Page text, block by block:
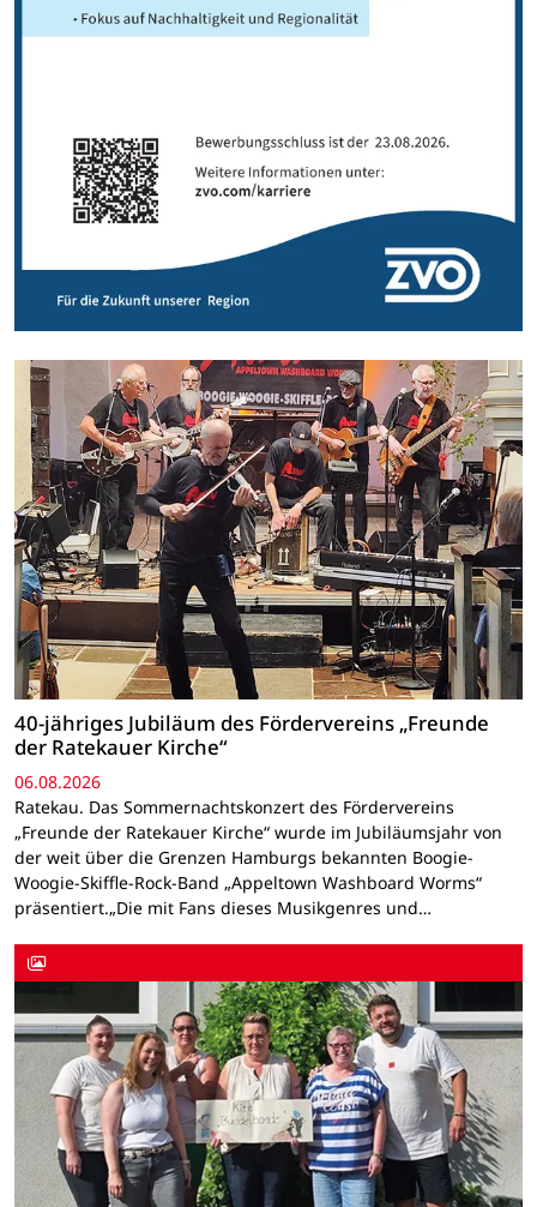
40-jähriges Jubiläum des Fördervereins „Freunde
der Ratekauer Kirche“
06.08.2026
Ratekau. Das Sommernachtskonzert des Fördervereins
„Freunde der Ratekauer Kirche“ wurde im Jubiläumsjahr von
der weit über die Grenzen Hamburgs bekannten Boogie-
Woogie-Skiffle-Rock-Band „Appeltown Washboard Worms“
präsentiert.„Die mit Fans dieses Musikgenres und…